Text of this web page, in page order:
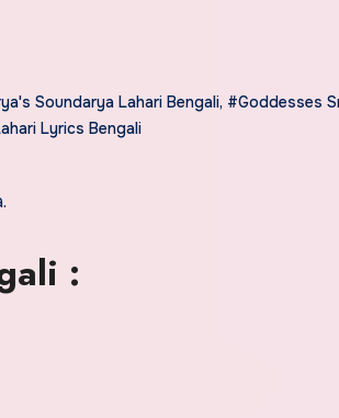
Soundarya Lahari Bengali, #Goddesses
Lyrics Bengali
: